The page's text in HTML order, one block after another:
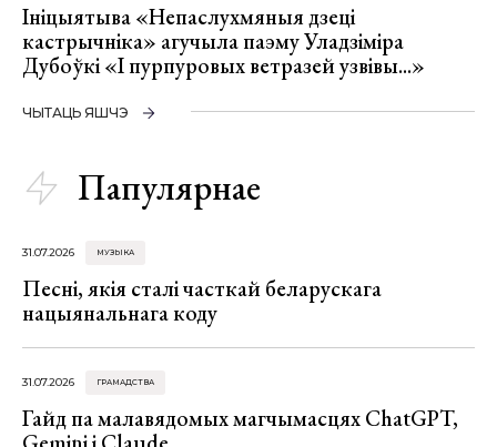
Ініцыятыва «Непаслухмяныя дзеці
кастрычніка» агучыла паэму Уладзіміра
Дубоўкі «І пурпуровых ветразей узвівы...»
ЧЫТАЦЬ ЯШЧЭ
Папулярнае
31.07.2026 МУЗЫКА
Песні, якія сталі часткай беларускага
нацыянальнага коду
31.07.2026 ГРАМАДСТВА
Гайд па малавядомых магчымасцях ChatGPT,